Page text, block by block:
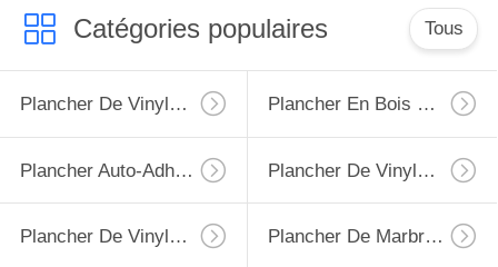
Catégories populaires Tous
Plancher De Vinyle De LVT Plancher En Bois De LVT
Plancher Auto-Adhésif De LVT Plancher De Vinyle De Spc
Plancher De Vinyle De PVC Plancher De Marbre De LVT